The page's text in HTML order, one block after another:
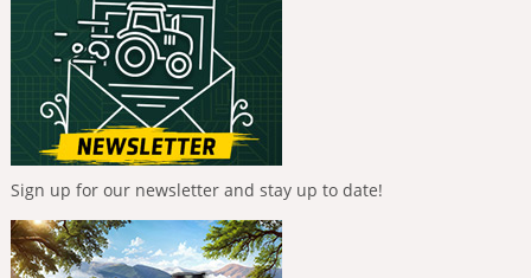
Sign up for our newsletter and stay up to date!